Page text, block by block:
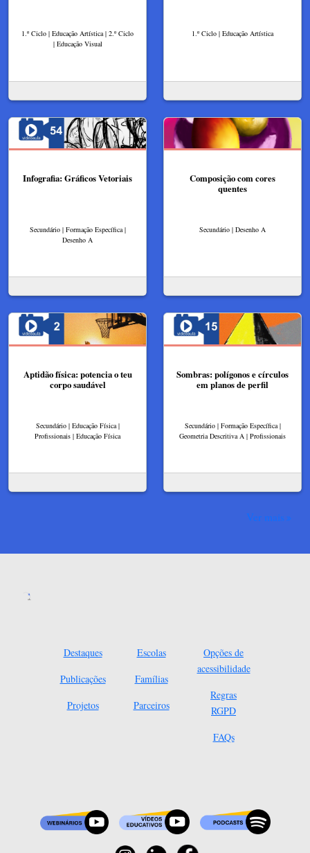
1.º Ciclo | Educação Artística | 2.º Ciclo
| Educação Visual
1.º Ciclo | Educação Artística
Infografia: Gráficos Vetoriais
Secundário | Formação Específica |
Desenho A
Composição com cores
quentes
Secundário | Desenho A
Aptidão física: potencia o teu
corpo saudável
Secundário | Educação Física |
Profissionais | Educação Física
Sombras: polígonos e círculos
em planos de perfil
Secundário | Formação Específica |
Geometria Descritiva A | Profissionais
Ver mais
Destaques
Publicações
Projetos
Escolas
Famílias
Parceiros
Opções de
acessibilidade
Regras
RGPD
FAQs